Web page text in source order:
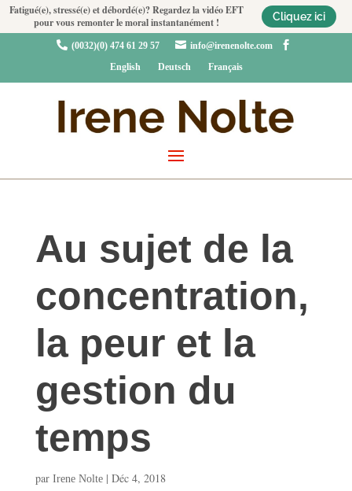
Fatigué(e), stressé(e) et débordé(e)? Regardez la vidéo EFT
pour vous remonter le moral instantanément !
Cliquez ici
 (0032)(0) 474 61 29 57  info@irenenolte.com

English
Deutsch Français
Au sujet de la
concentration,
la peur et la
gestion du
temps
par Irene Nolte| Déc 4, 2018